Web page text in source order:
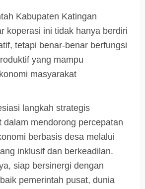
Kabupaten Katingan
koperasi ini tidak hanya berdiri
tetapi benar-benar berfungsi
yang mampu
masyarakat
langkah strategis
dalam mendorong percepatan
berbasis desa melalui
inklusif dan berkeadilan.
siap bersinergi dengan
pemerintah pusat, dunia